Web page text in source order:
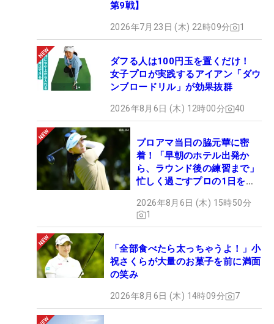
第9戦】
2026年7月23日 (木) 22時09分 1
ダフる人は100円玉を置くだけ！
女子プロが実践するアイアン「ダウ
ンブロードリル」が効果抜群
2026年8月6日 (木) 12時00分 40
プロアマ当日の脇元華に密
着！「早朝のホテル出発か
ら、ラウンド後の練習まで」
忙しく過ごすプロの1日を公
2026年8月6日 (木) 15時50分
1
「全部食べたら太っちゃうよ！」小
祝さくらが大量のお菓子を前に満面
の笑み
2026年8月6日 (木) 14時09分 7